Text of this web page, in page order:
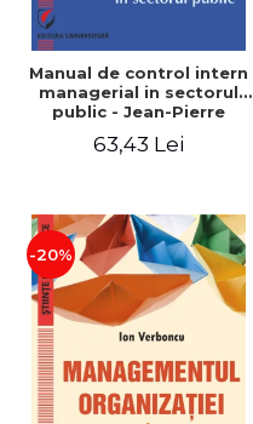
Manual de control intern
managerial in sectorul
public - Jean-Pierre
63,43 Lei
-20%